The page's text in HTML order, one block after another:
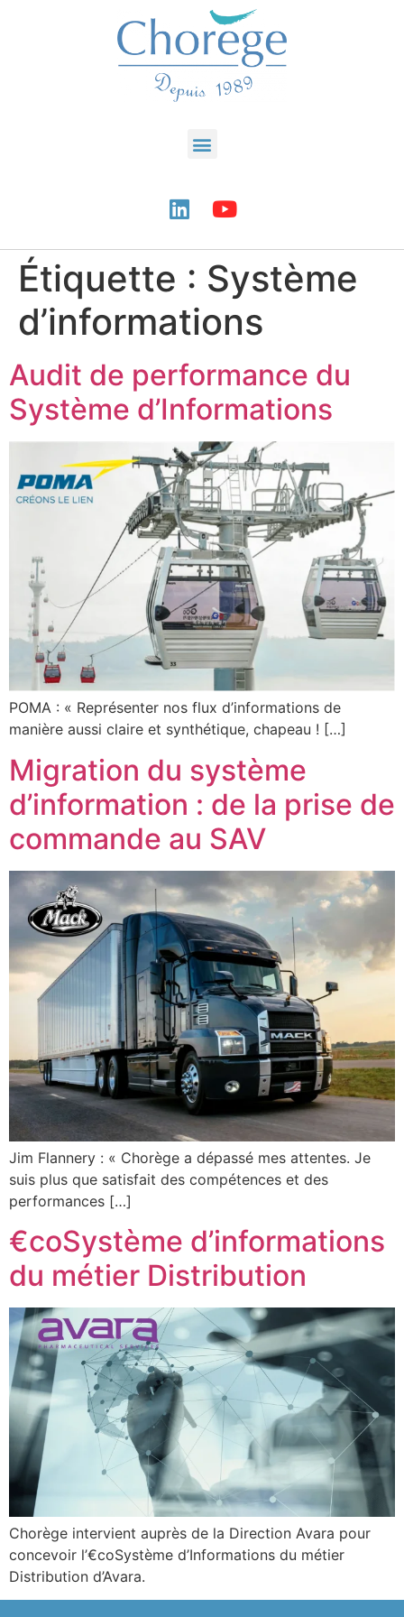
Étiquette : Système
d’informations
Audit de performance du
Système d’Informations
POMA : « Représenter nos flux d’informations de
manière aussi claire et synthétique, chapeau ! […]
Migration du système
d’information : de la prise de
commande au SAV
Jim Flannery : « Chorège a dépassé mes attentes. Je
suis plus que satisfait des compétences et des
performances […]
€coSystème d’informations
du métier Distribution
Chorège intervient auprès de la Direction Avara pour
concevoir l’€coSystème d’Informations du métier
Distribution d’Avara.